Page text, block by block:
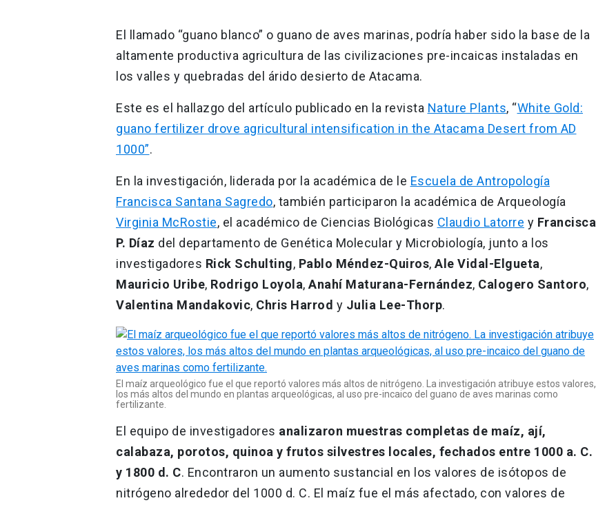
El llamado “guano blanco” o guano de aves marinas, podría haber sido la base de la
altamente productiva agricultura de las civilizaciones pre-incaicas instaladas en
los valles y quebradas del árido desierto de Atacama.
Este es el hallazgo del artículo publicado en la revista Nature Plants, “White Gold:
guano fertilizer drove agricultural intensification in the Atacama Desert from AD
1000”.
En la investigación, liderada por la académica de le Escuela de Antropología
Francisca Santana Sagredo, también participaron la académica de Arqueología
Virginia McRostie, el académico de Ciencias Biológicas Claudio Latorre y Francisca
P. Díaz del departamento de Genética Molecular y Microbiología, junto a los
investigadores Rick Schulting, Pablo Méndez-Quiros, Ale Vidal-Elgueta,
Mauricio Uribe, Rodrigo Loyola, Anahí Maturana-Fernández, Calogero Santoro,
Valentina Mandakovic, Chris Harrod y Julia Lee-Thorp.
El maíz arqueológico fue el que reportó valores más altos de nitrógeno. La investigación atribuye estos valores,
los más altos del mundo en plantas arqueológicas, al uso pre-incaico del guano de aves marinas como
fertilizante.
El equipo de investigadores analizaron muestras completas de maíz, ají,
calabaza, porotos, quinoa y frutos silvestres locales, fechados entre 1000 a. C.
y 1800 d. C. Encontraron un aumento sustancial en los valores de isótopos de
nitrógeno alrededor del 1000 d. C. El maíz fue el más afectado, con valores de